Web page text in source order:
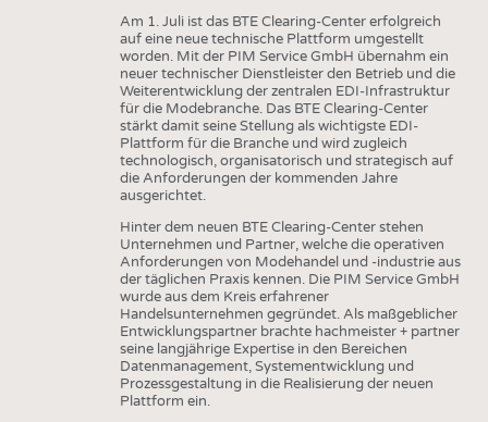
Am 1. Juli ist das BTE Clearing-Center erfolgreich
auf eine neue technische Plattform umgestellt
worden. Mit der PIM Service GmbH übernahm ein
neuer technischer Dienstleister den Betrieb und die
Weiterentwicklung der zentralen EDI-Infrastruktur
für die Modebranche. Das BTE Clearing-Center
stärkt damit seine Stellung als wichtigste EDI-
Plattform für die Branche und wird zugleich
technologisch, organisatorisch und strategisch auf
die Anforderungen der kommenden Jahre
ausgerichtet.
Hinter dem neuen BTE Clearing-Center stehen
Unternehmen und Partner, welche die operativen
Anforderungen von Modehandel und -industrie aus
der täglichen Praxis kennen. Die PIM Service GmbH
wurde aus dem Kreis erfahrener
Handelsunternehmen gegründet. Als maßgeblicher
Entwicklungspartner brachte hachmeister + partner
seine langjährige Expertise in den Bereichen
Datenmanagement, Systementwicklung und
Prozessgestaltung in die Realisierung der neuen
Plattform ein.